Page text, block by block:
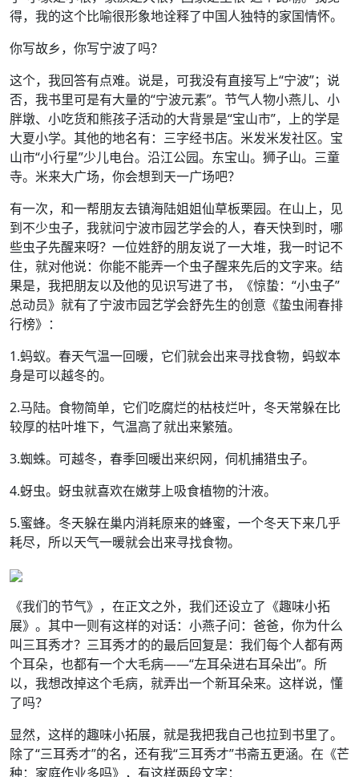
得，我的这个比喻很形象地诠释了中国人独特的家国情怀。
你写故乡，你写宁波了吗？
这个，我回答有点难。说是，可我没有直接写上“宁波”；说
否，我书里可是有大量的“宁波元素”。节气人物小燕儿、小
胖墩、小吃货和熊孩子活动的大背景是“宝山市”，上的学是
大夏小学。其他的地名有：三字经书店。米发米发社区。宝
山市“小行星”少儿电台。沿江公园。东宝山。狮子山。三童
寺。米来大广场，你会想到天一广场吧？
有一次，和一帮朋友去镇海陆姐姐仙草板栗园。在山上，见
到不少虫子，我就问宁波市园艺学会的人，春天快到时，哪
些虫子先醒来呀？一位姓舒的朋友说了一大堆，我一时记不
住，就对他说：你能不能弄一个虫子醒来先后的文字来。结
果是，我把朋友以及他的见识写进了书，《惊蛰：“小虫子”
总动员》就有了宁波市园艺学会舒先生的创意《蛰虫闹春排
行榜》：
1.蚂蚁。春天气温一回暖，它们就会出来寻找食物，蚂蚁本
身是可以越冬的。
2.马陆。食物简单，它们吃腐烂的枯枝烂叶，冬天常躲在比
较厚的枯叶堆下，气温高了就出来繁殖。
3.蜘蛛。可越冬，春季回暖出来织网，伺机捕猎虫子。
4.蚜虫。蚜虫就喜欢在嫩芽上吸食植物的汁液。
5.蜜蜂。冬天躲在巢内消耗原来的蜂蜜，一个冬天下来几乎
耗尽，所以天气一暖就会出来寻找食物。
《我们的节气》，在正文之外，我们还设立了《趣味小拓
展》。其中一则有这样的对话：小燕子问：爸爸，你为什么
叫三耳秀才？三耳秀才的的最后回复是：我们每个人都有两
个耳朵，也都有一个大毛病——“左耳朵进右耳朵出”。所
以，我想改掉这个毛病，就弄出一个新耳朵来。这样说，懂
了吗？
显然，这样的趣味小拓展，就是我把我自己也拉到书里了。
除了“三耳秀才”的名，还有我“三耳秀才”书斋五更涵。在《芒
种：家庭作业多吗》，有这样两段文字：